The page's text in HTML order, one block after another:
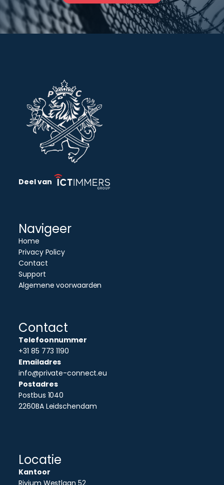
Deel van
Navigeer
Home
Privacy Policy
Contact
Support
Algemene voorwaarden
Contact
Telefoonnummer
+31 85 773 1190
Emailadres
info@private-connect.eu
Postadres
Postbus 1040
2260BA Leidschendam
Locatie
Kantoor
Rivium Westlaan 52